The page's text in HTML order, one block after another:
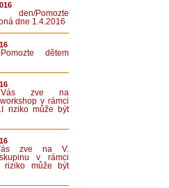
den/Pomozte
dne 1.4.2016
dětem
Vás zve na
v rámci
riziko může být
zve na V.
v rámci
riziko může být